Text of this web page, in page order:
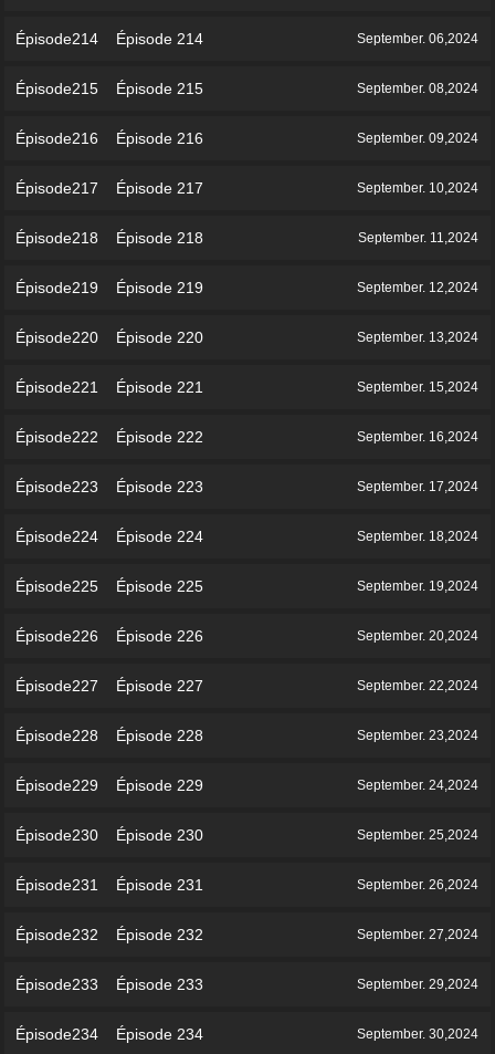
Épisode214 Épisode 214 September. 06,2024
Épisode215 Épisode 215 September. 08,2024
Épisode216 Épisode 216 September. 09,2024
Épisode217 Épisode 217 September. 10,2024
Épisode218 Épisode 218 September. 11,2024
Épisode219 Épisode 219 September. 12,2024
Épisode220 Épisode 220 September. 13,2024
Épisode221 Épisode 221 September. 15,2024
Épisode222 Épisode 222 September. 16,2024
Épisode223 Épisode 223 September. 17,2024
Épisode224 Épisode 224 September. 18,2024
Épisode225 Épisode 225 September. 19,2024
Épisode226 Épisode 226 September. 20,2024
Épisode227 Épisode 227 September. 22,2024
Épisode228 Épisode 228 September. 23,2024
Épisode229 Épisode 229 September. 24,2024
Épisode230 Épisode 230 September. 25,2024
Épisode231 Épisode 231 September. 26,2024
Épisode232 Épisode 232 September. 27,2024
Épisode233 Épisode 233 September. 29,2024
Épisode234 Épisode 234 September. 30,2024